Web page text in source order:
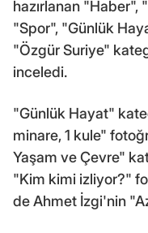
hazırlanan "Haber",
"Spor", "Günlük
"Özgür Suriye"
inceledi.
"Günlük Hayat"
minare, 1 kule"
Yaşam ve Çevre"
"Kim kimi izliyor?"
de Ahmet İzgi'nin